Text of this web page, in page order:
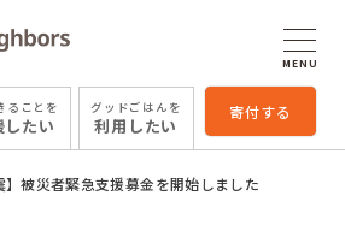
ることを
したい
グッドごはんを
利用したい
寄付する
MENU
】被災者緊急支援募金を開始しました